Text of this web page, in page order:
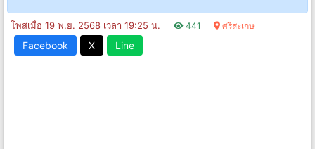
โพสเมื่อ 19 พ.ย. 2568 เวลา 19:25 น. 441 ศรีสะเกษ
Facebook X Line